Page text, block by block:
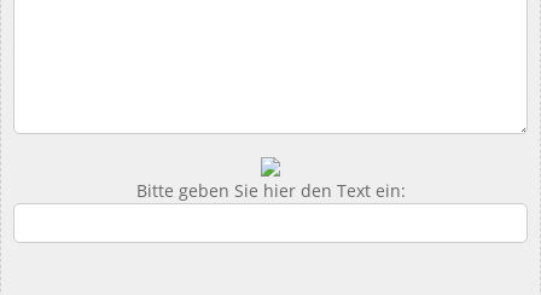
Bitte geben Sie hier den Text ein: